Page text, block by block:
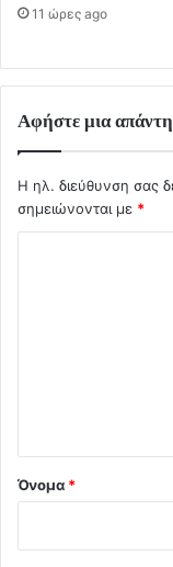
11 ώρες ago
Αφήστε μια
Η ηλ. διεύθυνση σας
σημειώνονται με *
Όνομα *